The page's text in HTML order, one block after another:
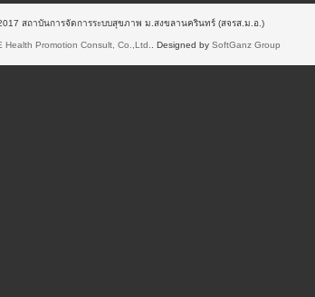
สถาบันการจัดการระบบสุขภาพ ม.สงขลานครินทร์ (สจรส.ม.อ.)
Health Promotion Consult, Co.,Ltd. . Designed by SoftGanz Group